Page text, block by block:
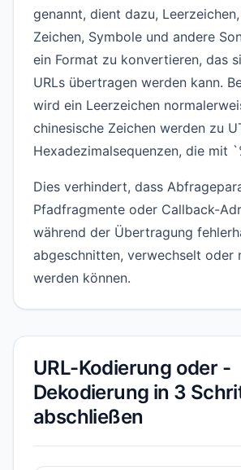
genannt, dient dazu,
Zeichen, Symbole und andere
ein Format zu konvertieren, das
URLs übertragen werden kann.
wird ein Leerzeichen
chinesische Zeichen werden zu
Hexadezimalsequenzen, die mit
Dies verhindert, dass
Pfadfragmente oder Callback-
während der Übertragung
abgeschnitten, verwechselt oder
werden können.
URL-Kodierung oder -
Dekodierung in 3
abschließen